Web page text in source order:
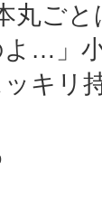
丸ごと
よ…」
キリ